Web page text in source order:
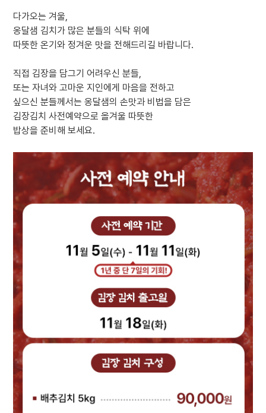
다가오는 겨울,
옹달샘 김치가 많은 분들의 식탁 위에
따뜻한 온기와 정겨운 맛을 전해드리길 바랍니다.
직접 김장을 담그기 어려우신 분들,
또는 자녀와 고마운 지인에게 마음을 전하고
싶으신 분들께서는 옹달샘의 손맛과 비법을 담은
김장김치 사전예약으로 올겨울 따뜻한
밥상을 준비해 보세요.